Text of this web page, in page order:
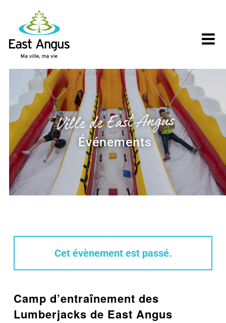
content
Ville de East Angus
Événements
Cet évènement est passé.
Camp d’entraînement des
Lumberjacks de East Angus